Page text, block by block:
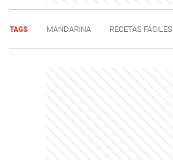
TAGS MANDARINA RECETAS FÁCILES